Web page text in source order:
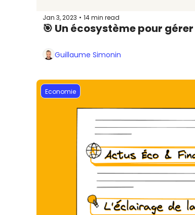
Jan 3, 2023 • 14 min read
🎯 Un écosystème pour
Guillaume Simonin
Economie